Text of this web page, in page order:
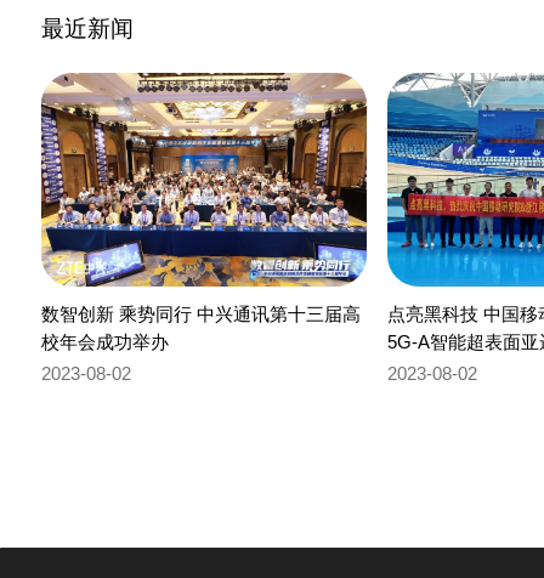
最近新闻
数智创新 乘势同行 中兴通讯第十三届高
校年会成功举办
2023-08-02
点亮黑科技 中国
5G-A智能超表面
2023-08-02